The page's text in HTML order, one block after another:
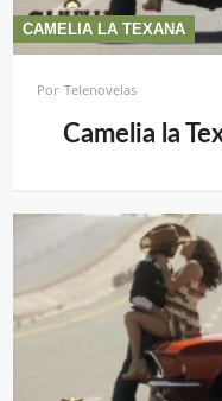
CAMELIA LA TEXANA
Por Telenovelas
Camelia la